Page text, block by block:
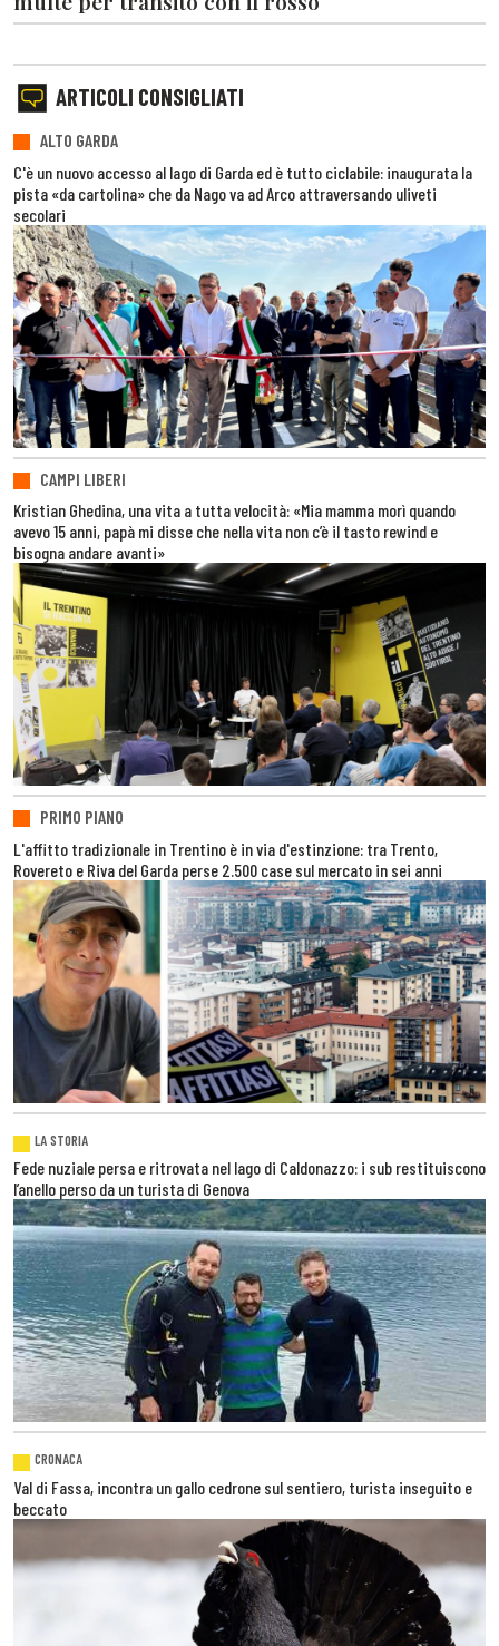
ARTICOLI CONSIGLIATI
ALTO GARDA
C'è un nuovo accesso al lago di Garda ed è tutto ciclabile: inaugurata la
pista «da cartolina» che da Nago va ad Arco attraversando uliveti
secolari
CAMPI LIBERI
Kristian Ghedina, una vita a tutta velocità: «Mia mamma morì quando
avevo 15 anni, papà mi disse che nella vita non c’è il tasto rewind e
bisogna andare avanti»
PRIMO PIANO
L'affitto tradizionale in Trentino è in via d'estinzione: tra Trento,
Rovereto e Riva del Garda perse 2.500 case sul mercato in sei anni
LA STORIA
Fede nuziale persa e ritrovata nel lago di Caldonazzo: i sub restituiscono
l’anello perso da un turista di Genova
CRONACA
Val di Fassa, incontra un gallo cedrone sul sentiero, turista inseguito e
beccato